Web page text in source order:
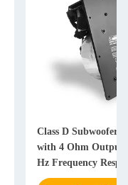
Class D Subwoofer
with 4 Ohm Output
Hz Frequency
Power Supply